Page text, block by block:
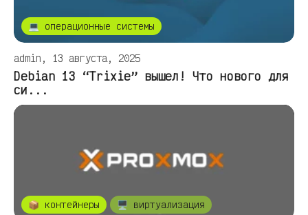
💻 операционные системы
admin, 13 августа, 2025
Debian 13 “Trixie” вышел! Что нового для
си...
📦 контейнеры 🖥️ виртуализация